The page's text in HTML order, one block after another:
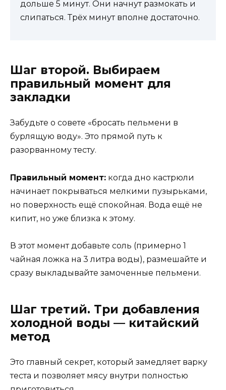
дольше 5 минут. Они начнут размокать и
слипаться. Трёх минут вполне достаточно.
Шаг второй. Выбираем
правильный момент для
закладки
Забудьте о совете «бросать пельмени в
бурлящую воду». Это прямой путь к
разорванному тесту.
Правильный момент: когда дно кастрюли
начинает покрываться мелкими пузырьками,
но поверхность ещё спокойная. Вода ещё не
кипит, но уже близка к этому.
В этот момент добавьте соль (примерно 1
чайная ложка на 3 литра воды), размешайте и
сразу выкладывайте замоченные пельмени.
Шаг третий. Три добавления
холодной воды — китайский
метод
Это главный секрет, который замедляет варку
теста и позволяет мясу внутри полностью